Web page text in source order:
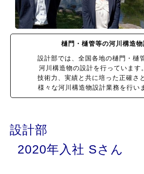
樋門・樋管等の河川構造
設計部では、全国各地の樋門・
河川構造物の設計を行って
技術力、実績と共に培った正確さ
様々な河川構造物設計業務を
設計部
2020年入社 Sさん